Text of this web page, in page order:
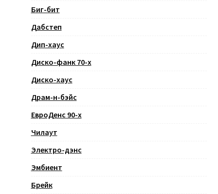
Биг-бит
Дабстеп
Дип-хаус
Диско-фанк 70-х
Диско-хаус
Драм-н-бэйс
ЕвроДенс 90-х
Чилаут
Электро-дэнс
Эмбиент
Брейк